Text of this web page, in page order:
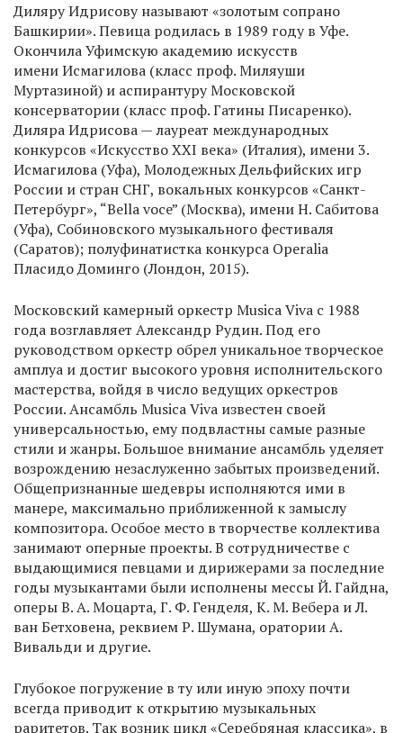
Диляру Идрисову называют «золотым сопрано
Башкирии». Певица родилась в 1989 году в Уфе.
Окончила Уфимскую академию искусств
имени Исмагилова (класс проф. Миляуши
Муртазиной) и аспирантуру Московской
консерватории (класс проф. Гатины Писаренко).
Диляра Идрисова — лауреат международных
конкурсов «Искусство XXI века» (Италия), имени 3.
Исмагилова (Уфа), Молодежных Дельфийских игр
России и стран СНГ, вокальных конкурсов «Санкт-
Петербург», “Bella voce” (Москва), имени Н. Сабитова
(Уфа), Собиновского музыкального фестиваля
(Саратов); полуфинатистка конкурса Operalia
Пласидо Доминго (Лондон, 2015).
Московский камерный оркестр Musica Viva с 1988
года возглавляет Александр Рудин. Под его
руководством оркестр обрел уникальное творческое
амплуа и достиг высокого уровня исполнительского
мастерства, войдя в число ведущих оркестров
России. Ансамбль Musica Viva известен своей
универсальностью, ему подвластны самые разные
стили и жанры. Большое внимание ансамбль уделяет
возрождению незаслуженно забытых произведений.
Общепризнанные шедевры исполняются ими в
манере, максимально приближенной к замыслу
композитора. Особое место в творчестве коллектива
занимают оперные проекты. В сотрудничестве с
выдающимися певцами и дирижерами за последние
годы музыкантами были исполнены мессы Й. Гайдна,
оперы В. А. Моцарта, Г. Ф. Генделя, К. М. Вебера и Л.
ван Бетховена, реквием Р. Шумана, оратории А.
Вивальди и другие.
Глубокое погружение в ту или иную эпоху почти
всегда приводит к открытию музыкальных
раритетов. Так возник цикл «Серебряная классика», в